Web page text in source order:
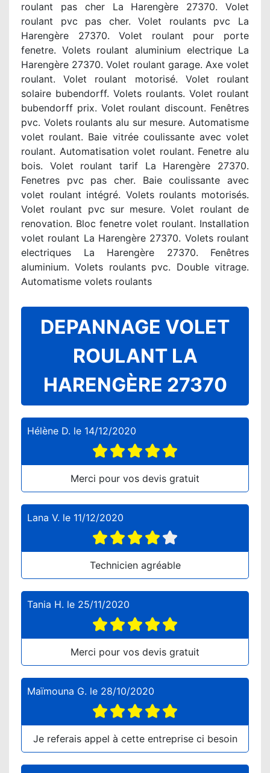
roulant pas cher La Harengère 27370. Volet
roulant pvc pas cher. Volet roulants pvc La
Harengère 27370. Volet roulant pour porte
fenetre. Volets roulant aluminium electrique La
Harengère 27370. Volet roulant garage. Axe volet
roulant. Volet roulant motorisé. Volet roulant
solaire bubendorff. Volets roulants. Volet roulant
bubendorff prix. Volet roulant discount. Fenêtres
pvc. Volets roulants alu sur mesure. Automatisme
volet roulant. Baie vitrée coulissante avec volet
roulant. Automatisation volet roulant. Fenetre alu
bois. Volet roulant tarif La Harengère 27370.
Fenetres pvc pas cher. Baie coulissante avec
volet roulant intégré. Volets roulants motorisés.
Volet roulant pvc sur mesure. Volet roulant de
renovation. Bloc fenetre volet roulant. Installation
volet roulant La Harengère 27370. Volets roulant
electriques La Harengère 27370. Fenêtres
aluminium. Volets roulants pvc. Double vitrage.
Automatisme volets roulants
DEPANNAGE VOLET
ROULANT LA
HARENGÈRE 27370
Hélène D. le 14/12/2020
Merci pour vos devis gratuit
Lana V. le 11/12/2020
Technicien agréable
Tania H. le 25/11/2020
Merci pour vos devis gratuit
Maïmouna G. le 28/10/2020
Je referais appel à cette entreprise ci besoin